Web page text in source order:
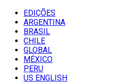
EDIÇÕES
ARGENTINA
BRASIL
CHILE
GLOBAL
MÉXICO
PERU
US ENGLISH